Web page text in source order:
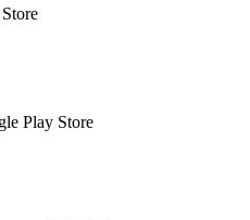
Play Store